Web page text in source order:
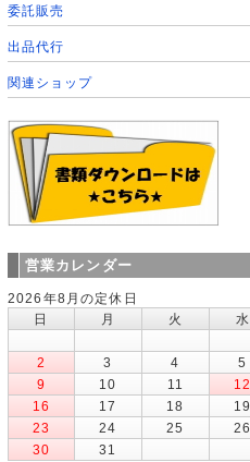
委託販売
出品代行
関連ショップ
営業カレンダー
2026年8月の定休日
日
月 火 水
2
3 4 5
9
10 11 12
16
17 18 19
23
24 25 26
30
31